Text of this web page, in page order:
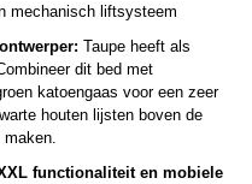
mechanisch liftsysteem
Taupe heeft als
dit bed met
katoengaas voor een zeer
houten lijsten boven de
functionaliteit en mobiele